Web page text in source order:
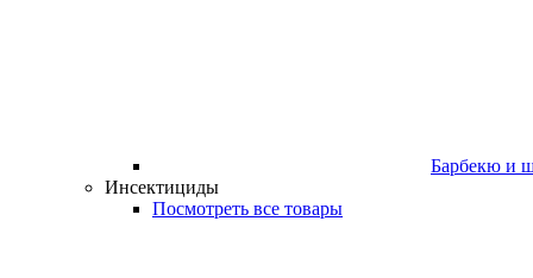
Барбекю и
Инсектициды
Посмотреть все товары